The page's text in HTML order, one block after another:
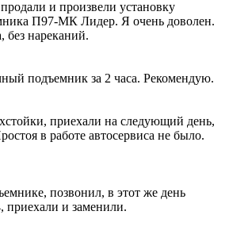
и произвели установку
П97-МК Лидер. Я очень доволен.
без нареканий.
подъемник за 2 часа. Рекомендую.
приехали на следующий день,
в работе автосервиса не было.
позвонил, в этот же день
приехали и заменили.